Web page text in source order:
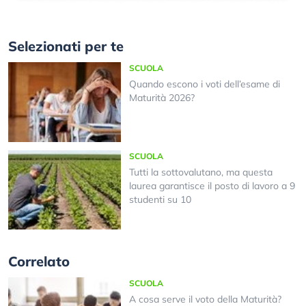
Selezionati per te
SCUOLA
Quando escono i voti dell’esame di
Maturità 2026?
SCUOLA
Tutti la sottovalutano, ma questa
laurea garantisce il posto di lavoro a 9
studenti su 10
Correlato
SCUOLA
A cosa serve il voto della Maturità?